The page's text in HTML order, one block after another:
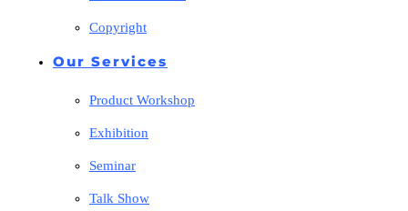
Copyright
Our Services
Product Workshop
Exhibition
Seminar
Talk Show